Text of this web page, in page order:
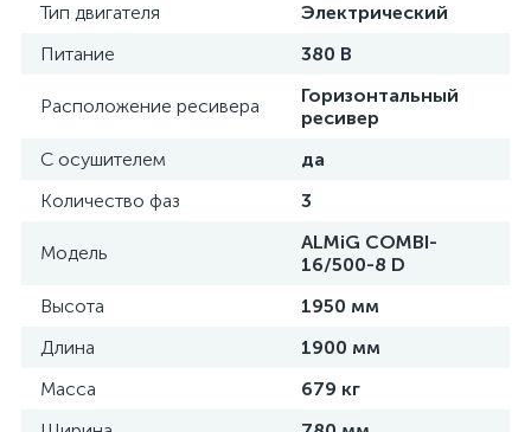
Тип двигателя
Электрический
Питание
380 В
Расположение ресивера
Горизонтальный
ресивер
С осушителем
да
Количество фаз
3
Модель
ALMiG COMBI-
16/500-8 D
Высота
1950 мм
Длина
1900 мм
Масса
679 кг